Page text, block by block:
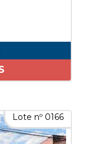
Lote nº 0166